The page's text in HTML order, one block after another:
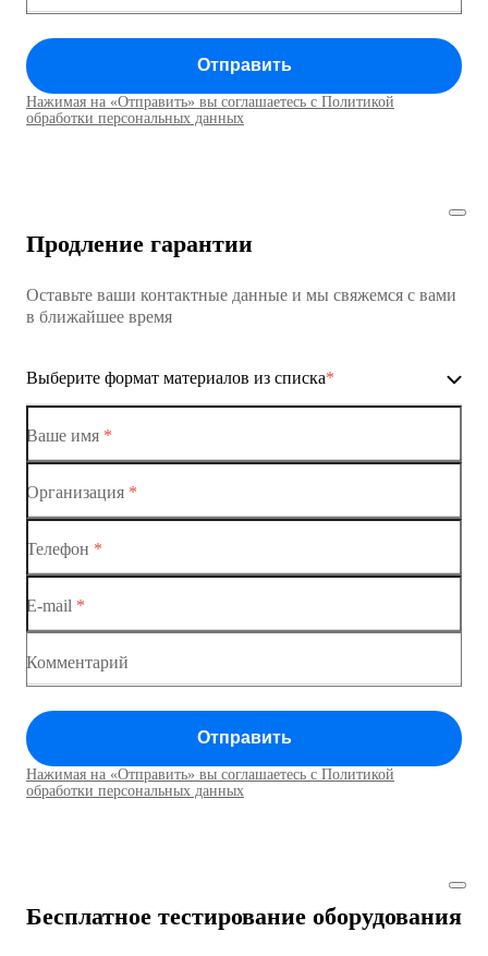
Коммутатор доступа MES1428
Коммутаторы доступа01
Коммутатор доступа MES1428
Коммутатор доступа MES1428
Коммутаторы доступа
Коммутатор доступа MES1428-03
Коммутатор доступа MES1428-04
Отправить
Нажимая на «Отправить» вы соглашаетесь с Политикой
обработки персональных данных
Продление гарантии
Оставьте ваши контактные данные и мы свяжемся с вами
в ближайшее время
Выберите формат материалов из списка*
Ethernet-коммутаторы
Коммутатор доступа MES1428
Коммутатор доступа MES1428
Коммутаторы доступа01
Коммутатор доступа MES1428
Ваше имя *
Организация *
Телефон *
E-mail *
Комментарий
Отправить
Нажимая на «Отправить» вы соглашаетесь с Политикой
обработки персональных данных
Бесплатное тестирование оборудования